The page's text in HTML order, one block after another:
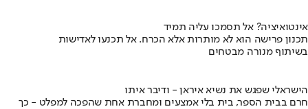
אינטואיציה? אל תסמכו עליה תמיד
תכנון פרישה הוא לא מותרות אלא הכרח. אל תכנעו לאדישות
בשיתוף מנורה מבטחים
הישראלי שפגש את נשיא איראן - ודיבר איתו
חרם בבית הספר, בית בלי אמצעים ומחברת אחת שהפכה למפלט - כך